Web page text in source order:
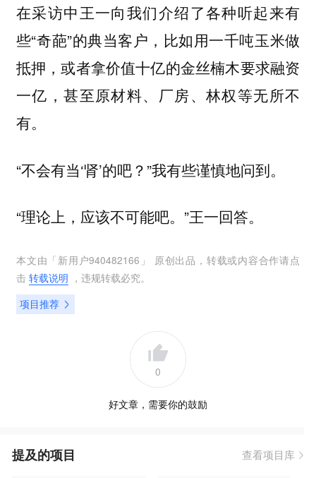
在采访中王一向我们介绍了各种听起来有
些“奇葩”的典当客户，比如用一千吨玉米做
抵押，或者拿价值十亿的金丝楠木要求融资
一亿，甚至原材料、厂房、林权等无所不
有。
“不会有当‘肾’的吧？”我有些谨慎地问到。
“理论上，应该不可能吧。”王一回答。
本文由「 新用户940482166 」 原创出品，转载或内容合作请点
击 转载说明 ，违规转载必究。
项目推荐
0
好文章，需要你的鼓励
提及的项目 查看项目库